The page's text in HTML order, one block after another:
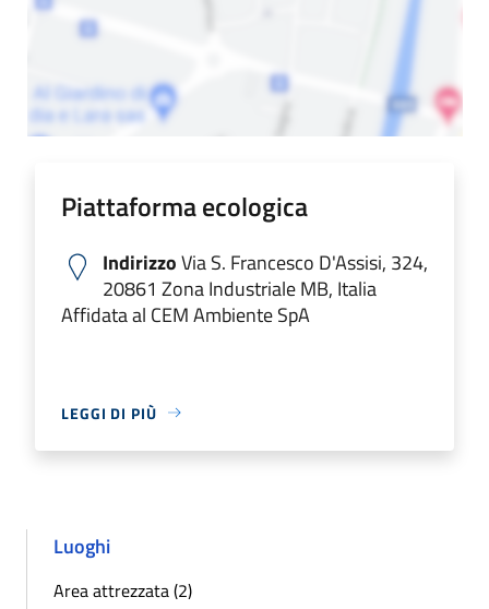
Piattaforma ecologica
IndirizzoVia S. Francesco D'Assisi, 324,
20861 Zona Industriale MB, Italia
Affidata al CEM Ambiente SpA
LEGGI DI PIÙ
Luoghi
Area attrezzata (2)